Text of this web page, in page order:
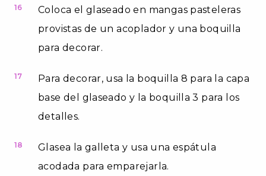
16
Coloca el glaseado en mangas pasteleras
provistas de un acoplador y una boquilla
para decorar.
17
Para decorar, usa la boquilla 8 para la capa
base del glaseado y la boquilla 3 para los
detalles.
18
Glasea la galleta y usa una espátula
acodada para emparejarla.